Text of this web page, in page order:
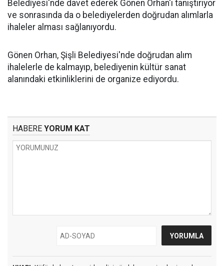
Belediyesi'nde davet ederek Gönen Orhan'ı tanıştırıyor
ve sonrasında da o belediyelerden doğrudan alımlarla
ihaleler alması sağlanıyordu.
Gönen Orhan, Şişli Belediyesi'nde doğrudan alım
ihalelerle de kalmayıp, belediyenin kültür sanat
alanındaki etkinliklerini de organize ediyordu.
HABERE YORUM KAT